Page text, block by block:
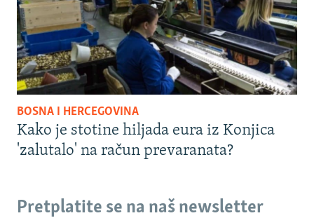
BOSNA I HERCEGOVINA
Kako je stotine hiljada eura iz Konjica
'zalutalo' na račun prevaranata?
Pretplatite se na naš newsletter